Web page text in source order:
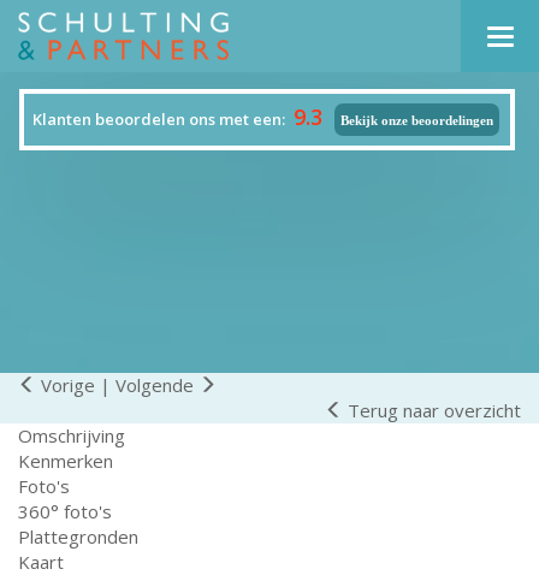
Klanten beoordelen ons met een: 9.3 Bekijk onze beoordelingen
Vorige | Volgende
Terug naar overzicht
Omschrijving
Kenmerken
Foto's
360° foto's
Plattegronden
Kaart